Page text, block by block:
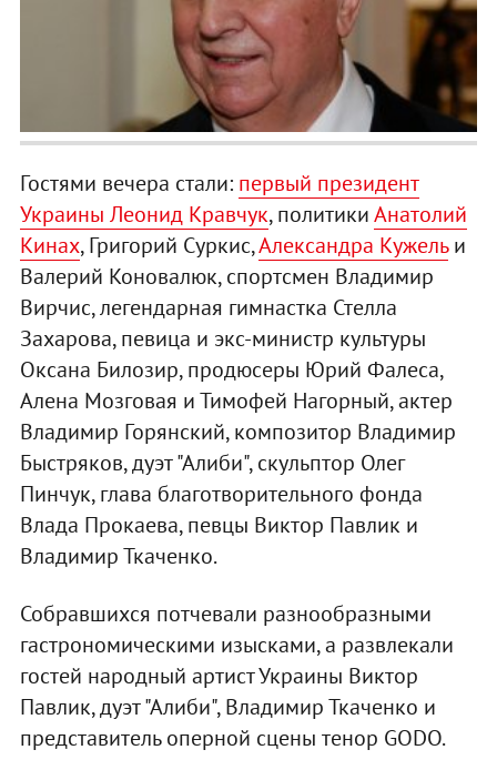
Гостями вечера стали: первый президент
Украины Леонид Кравчук, политикиАнатолий
Кинах, Григорий Суркис,Александра Кужельи
Валерий Коновалюк, спортсмен Владимир
Вирчис, легендарная гимнастка Стелла
Захарова, певица и экс-министр культуры
Оксана Билозир, продюсеры Юрий Фалеса,
Алена Мозговая и Тимофей Нагорный, актер
Владимир Горянский, композитор Владимир
Быстряков, дуэт "Алиби", скульптор Олег
Пинчук, глава благотворительного фонда
Влада Прокаева, певцы Виктор Павлик и
Владимир Ткаченко.
Собравшихся потчевали разнообразными
гастрономическими изысками, а развлекали
гостей народный артист Украины Виктор
Павлик, дуэт "Алиби", Владимир Ткаченко и
представитель оперной сцены тенор GODO.